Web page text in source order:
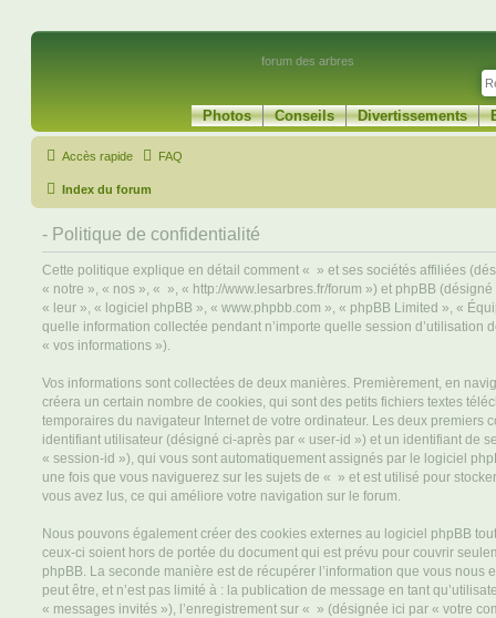
forum des arbres
Photos Conseils Divertissements
Accès rapide FAQ
Index du forum
- Politique de confidentialité
Cette politique explique en détail comment « » et ses sociétés affiliées
« notre », « nos », « », « http://www.lesarbres.fr/forum ») et phpBB
« leur », « logiciel phpBB », « www.phpbb.com », « phpBB Limited », «
quelle information collectée pendant n’importe quelle session d’utilisation
« vos informations »).
Vos informations sont collectées de deux manières. Premièrement, en
créera un certain nombre de cookies, qui sont des petits fichiers textes
temporaires du navigateur Internet de votre ordinateur. Les deux premiers
identifiant utilisateur (désigné ci-après par « user-id ») et un identifiant de
« session-id »), qui vous sont automatiquement assignés par le logiciel
une fois que vous naviguerez sur les sujets de « » et est utilisé pour
vous avez lus, ce qui améliore votre navigation sur le forum.
Nous pouvons également créer des cookies externes au logiciel phpBB
ceux-ci soient hors de portée du document qui est prévu pour couvrir
phpBB. La seconde manière est de récupérer l’information que vous nous
peut être, et n’est pas limité à : la publication de message en tant
« messages invités »), l’enregistrement sur « » (désignée ici par « votre